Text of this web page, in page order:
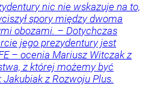
nic nie wskazuje na to,
spory między dwoma
obozami. – Dotychczas
jego prezydentury jest
– ocenia Mariusz Witczak z
z której możemy być
z Rozwoju Plus.